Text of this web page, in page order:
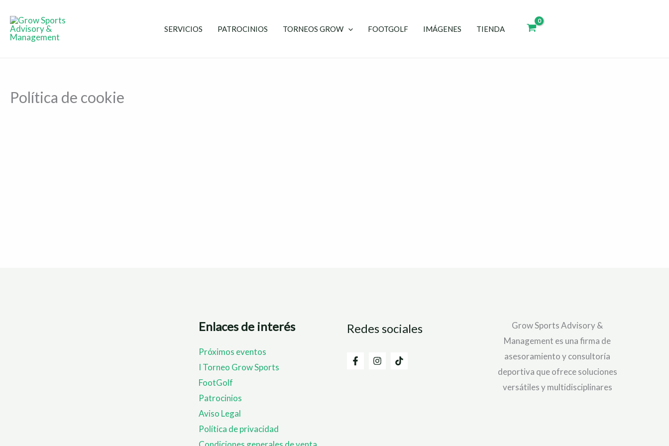
contenido
SERVICIOS PATROCINIOS TORNEOS GROW FOOTGOLF IMÁGENES TIENDA
Política de cookie
Enlaces de interés
Próximos eventos
I Torneo Grow Sports
FootGolf
Patrocinios
Aviso Legal
Política de privacidad
Redes sociales
Grow Sports Advisory &
Management es una firma de
asesoramiento y consultoría
deportiva que ofrece soluciones
versátiles y multidisciplinares